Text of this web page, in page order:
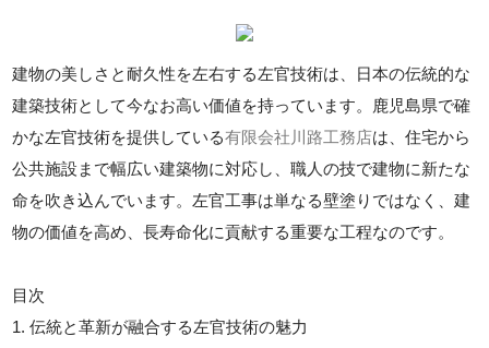
建物の美しさと耐久性を左右する左官技術は、日本の伝統的な
建築技術として今なお高い価値を持っています。鹿児島県で確
かな左官技術を提供している有限会社川路工務店は、住宅から
公共施設まで幅広い建築物に対応し、職人の技で建物に新たな
命を吹き込んでいます。左官工事は単なる壁塗りではなく、建
物の価値を高め、長寿命化に貢献する重要な工程なのです。
目次
1. 伝統と革新が融合する左官技術の魅力